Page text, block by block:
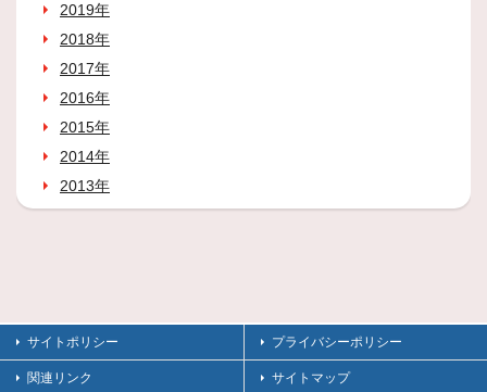
2019年
2018年
2017年
2016年
2015年
2014年
2013年
サイトポリシー プライバシーポリシー
関連リンク サイトマップ